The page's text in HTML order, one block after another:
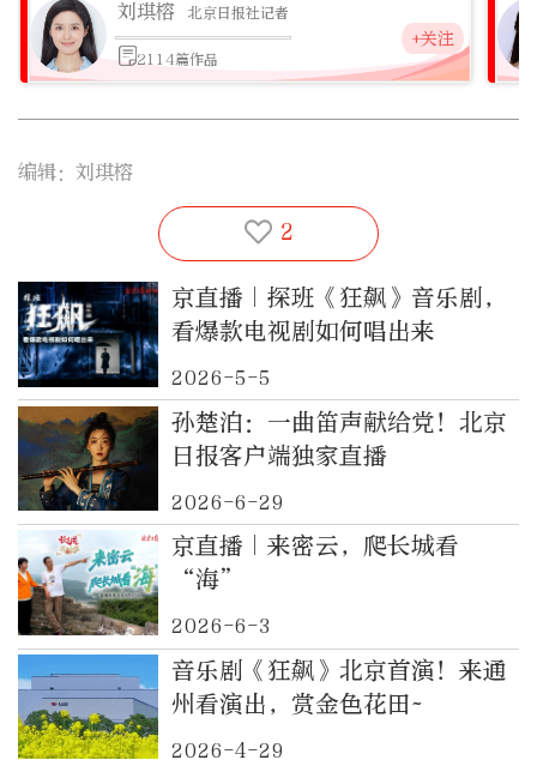
刘琪榕 北京日报社记者
2114篇作品
+关注
编辑：刘琪榕
2
京直播｜探班《狂飙》音乐剧，
看爆款电视剧如何唱出来
2026-5-5
孙楚泊：一曲笛声献给党！北京
日报客户端独家直播
2026-6-29
京直播｜来密云，爬长城看
“海”
2026-6-3
音乐剧《狂飙》北京首演！来通
州看演出，赏金色花田~
2026-4-29